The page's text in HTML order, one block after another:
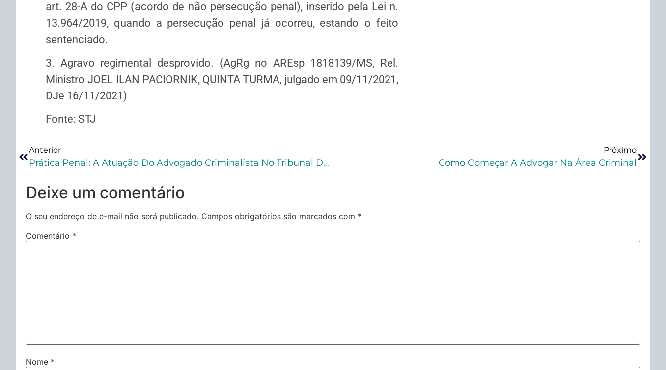
art. 28-A do CPP (acordo de não persecução penal), inserido pela Lei n.
13.964/2019, quando a persecução penal já ocorreu, estando o feito
sentenciado.
3. Agravo regimental desprovido. (AgRg no AREsp 1818139/MS, Rel.
Ministro JOEL ILAN PACIORNIK, QUINTA TURMA, julgado em 09/11/2021,
DJe 16/11/2021)
Fonte: STJ
Anterior
Prática Penal: A Atuação Do Advogado Criminalista No Tribunal Do Júri
Próximo
Como Começar A Advogar Na Área Criminal
Deixe um comentário
O seu endereço de e-mail não será publicado. Campos obrigatórios são marcados com *
Comentário *
Nome *